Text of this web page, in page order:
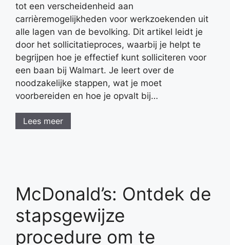
tot een verscheidenheid aan
carrièremogelijkheden voor werkzoekenden uit
alle lagen van de bevolking. Dit artikel leidt je
door het sollicitatieproces, waarbij je helpt te
begrijpen hoe je effectief kunt solliciteren voor
een baan bij Walmart. Je leert over de
noodzakelijke stappen, wat je moet
voorbereiden en hoe je opvalt bij…
Lees meer
McDonald’s: Ontdek de
stapsgewijze
procedure om te